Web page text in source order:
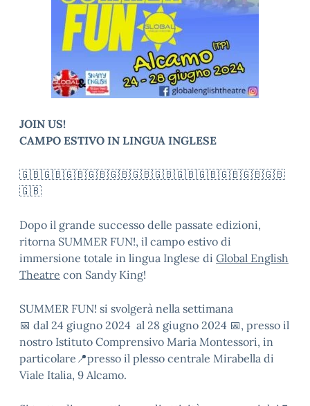
JOIN US!
CAMPO ESTIVO IN LINGUA INGLESE
🇬🇧🇬🇧🇬🇧🇬🇧🇬🇧🇬🇧🇬🇧🇬🇧🇬🇧🇬🇧🇬🇧🇬🇧
🇬🇧
Dopo il grande successo delle passate edizioni,
ritorna SUMMER FUN!, il campo estivo di
immersione totale in lingua Inglese di Global English
Theatre con Sandy King!
SUMMER FUN! si svolgerà nella settimana
📅 dal 24 giugno 2024 al 28 giugno 2024 📅, presso il
nostro Istituto Comprensivo Maria Montessori, in
particolare 📍presso il plesso centrale Mirabella di
Viale Italia, 9 Alcamo.